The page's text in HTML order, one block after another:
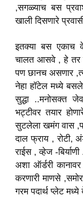
,सगळ्याच बस
खाली दिसणारे
इतक्या बस एकाच
चालत आसवे , हे तर
पण छानच असणार
नेहा हॉटेल मध्ये
सुद्धा ..मनोसक्त
भट्टीवर तयार
सुटलेला खमंग वास
दाल फ्राय , रोटी,
राईस , व्हेज -बिर्याणी
अशा ऑर्डरी
करणारी माणसे
गरम पदार्थ प्लेट